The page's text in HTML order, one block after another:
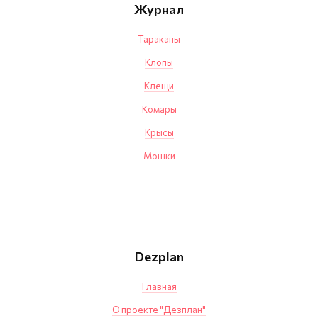
Dezplan
Главная
О проекте "Дезплан"
Журнал
Тараканы
Клопы
Клещи
Комары
Крысы
Мошки